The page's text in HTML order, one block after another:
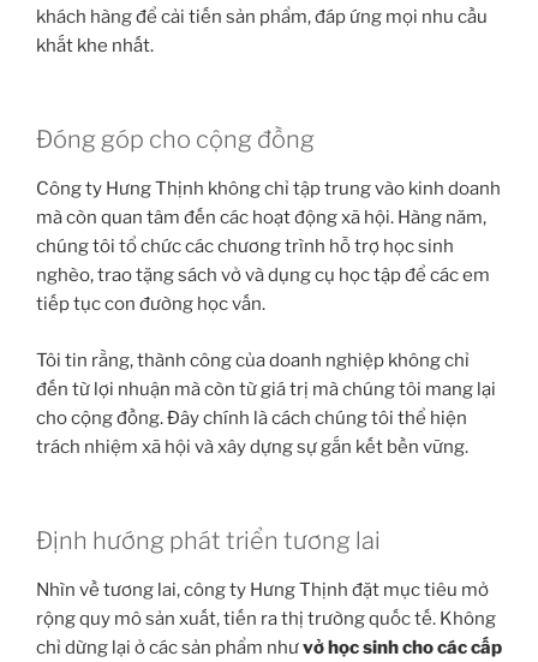
khách hàng để cải tiến sản phẩm, đáp ứng mọi nhu cầu
khắt khe nhất.
Đóng góp cho cộng đồng
Công ty Hưng Thịnh không chỉ tập trung vào kinh doanh
mà còn quan tâm đến các hoạt động xã hội. Hàng năm,
chúng tôi tổ chức các chương trình hỗ trợ học sinh
nghèo, trao tặng sách vở và dụng cụ học tập để các em
tiếp tục con đường học vấn.
Tôi tin rằng, thành công của doanh nghiệp không chỉ
đến từ lợi nhuận mà còn từ giá trị mà chúng tôi mang lại
cho cộng đồng. Đây chính là cách chúng tôi thể hiện
trách nhiệm xã hội và xây dựng sự gắn kết bền vững.
Định hướng phát triển tương lai
Nhìn về tương lai, công ty Hưng Thịnh đặt mục tiêu mở
rộng quy mô sản xuất, tiến ra thị trường quốc tế. Không
chỉ dừng lại ở các sản phẩm nhưvở học sinh cho các cấp